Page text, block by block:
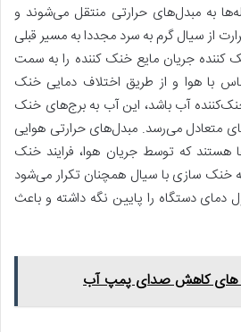
به مبدل‌های حرارتی منتقل می‌شوند و
از سیال گرم به سرد مجددا به مسیر قبلی
جریان مایع خنک کننده را به سمت
با هوا و از طریق اختلاف دمایی خنک
آب باشد، این آب به برج‌های خنک
متعادل می‌رسد. مبدل‌های حرارتی هوایی
هستند که توسط جریان هوا، فرایند خنک
خنک سازی با سیال همچنان تکرار می‌شود
دستگاه را پایین نگه داشته و باعث
کاهش صدای پمپ آب